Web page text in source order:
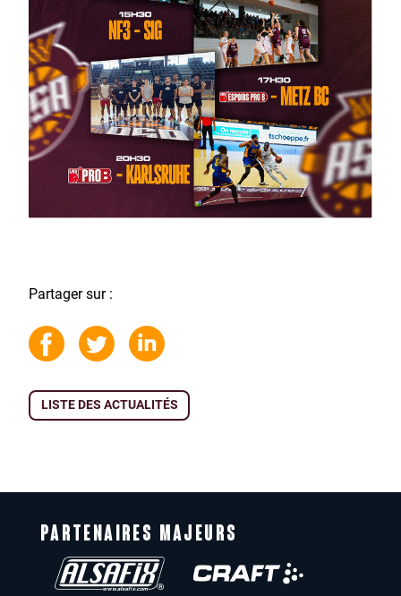
Partager sur :
LISTE DES ACTUALITÉS
PARTENAIRES MAJEURS